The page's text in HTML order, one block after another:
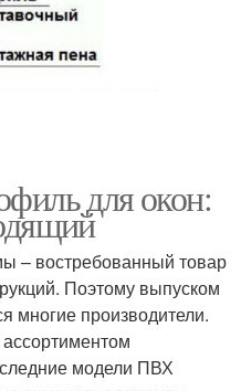
для окон:
– востребованный товар
Поэтому выпуском
многие производители.
модели ПВХ